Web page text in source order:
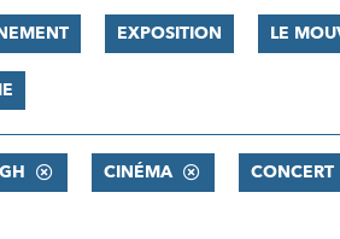
EXPOSITION LE
CINÉMA CONCERT